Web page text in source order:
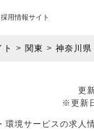
採用情報サイト
関東 神奈川県
更
※更新
環境サービスの求人